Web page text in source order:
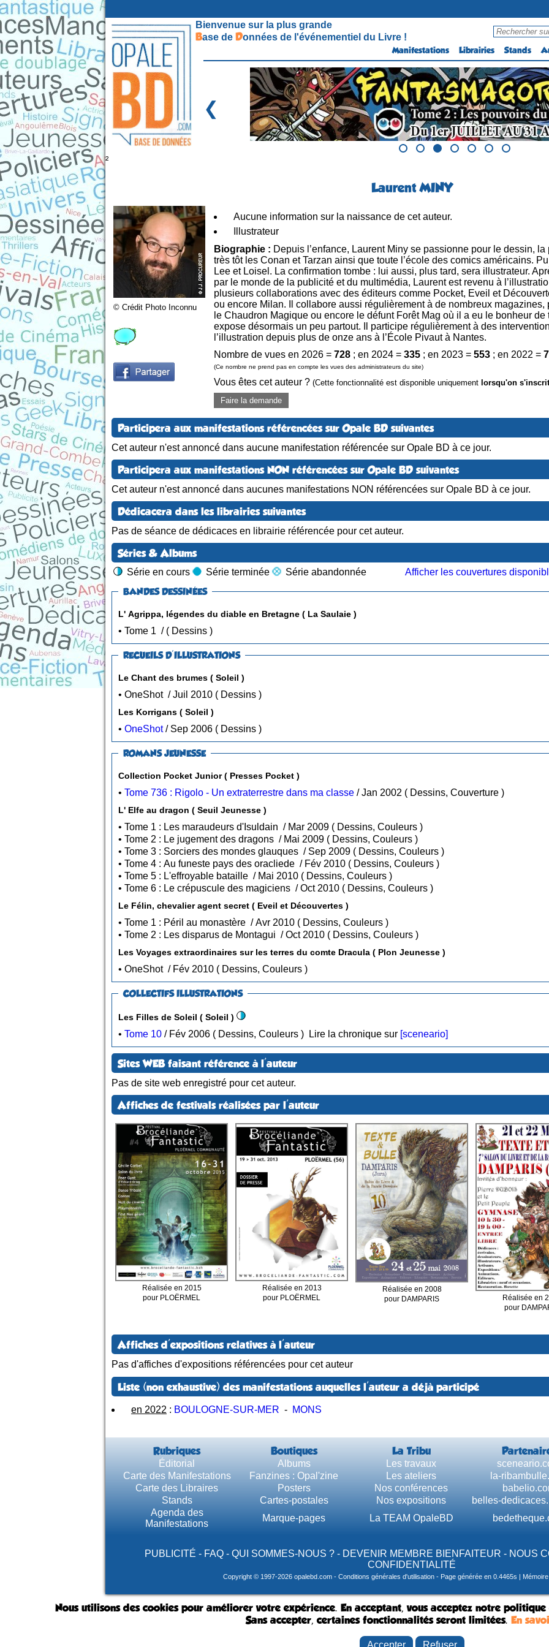
Bienvenue sur la plus grande
Base de Données de l'événementiel du Livre !
Manifestations Librairies Stands
❮
²
Laurent MINY
© Crédit Photo Inconnu
Aucune information sur la naissance de cet auteur.
Illustrateur
Biographie : Depuis l’enfance, Laurent Miny se passionne pour le dessin,
très tôt les Conan et Tarzan ainsi que toute l’école des comics américains.
Lee et Loisel. La confirmation tombe : lui aussi, plus tard, sera illustrateur.
par le monde de la publicité et du multimédia, Laurent est revenu à
plusieurs collaborations avec des éditeurs comme Pocket, Eveil et
ou encore Milan. Il collabore aussi régulièrement à de nombreux
le Chaudron Magique ou encore le défunt Forêt Mag où il a eu le bonheur
expose désormais un peu partout. Il participe régulièrement à des
l’illustration depuis plus de onze ans à l’École Pivaut à Nantes.
Nombre de vues en 2026 = 728 ; en 2024 = 335 ; en 2023 = 553 ; en 2022 =
(Ce nombre ne prend pas en compte les vues des administrateurs du site)
Vous êtes cet auteur ? (Cette fonctionnalité est disponible uniquement lorsqu'on
Faire la demande
Participera aux manifestations référencées sur Opale BD suivantes
Cet auteur n'est annoncé dans aucune manifestation référencée sur Opale BD à ce jour.
Participera aux manifestations NON référencées sur Opale BD suivantes
Cet auteur n'est annoncé dans aucunes manifestations NON référencées sur Opale BD à ce jour.
Dédicacera dans les librairies suivantes
Pas de séance de dédicaces en librairie référencée pour cet auteur.
Séries & Albums
Série en cours Série terminée Série abandonnée
Afficher les couvertures
BANDES DESSINÉES
L' Agrippa, légendes du diable en Bretagne ( La Saulaie )
• Tome 1 / ( Dessins )
RECUEILS D'ILLUSTRATIONS
Le Chant des brumes ( Soleil )
• OneShot / Juil 2010 ( Dessins )
Les Korrigans ( Soleil )
• OneShot / Sep 2006 ( Dessins )
ROMANS JEUNESSE
Collection Pocket Junior ( Presses Pocket )
• Tome 736 : Rigolo - Un extraterrestre dans ma classe / Jan 2002 ( Dessins, Couverture )
L' Elfe au dragon ( Seuil Jeunesse )
• Tome 1 : Les maraudeurs d'Isuldain / Mar 2009 ( Dessins, Couleurs )
• Tome 2 : Le jugement des dragons / Mai 2009 ( Dessins, Couleurs )
• Tome 3 : Sorciers des mondes glauques / Sep 2009 ( Dessins, Couleurs )
• Tome 4 : Au funeste pays des oracliede / Fév 2010 ( Dessins, Couleurs )
• Tome 5 : L'effroyable bataille / Mai 2010 ( Dessins, Couleurs )
• Tome 6 : Le crépuscule des magiciens / Oct 2010 ( Dessins, Couleurs )
Le Félin, chevalier agent secret ( Eveil et Découvertes )
• Tome 1 : Péril au monastère / Avr 2010 ( Dessins, Couleurs )
• Tome 2 : Les disparus de Montagui / Oct 2010 ( Dessins, Couleurs )
Les Voyages extraordinaires sur les terres du comte Dracula ( Plon Jeunesse )
• OneShot / Fév 2010 ( Dessins, Couleurs )
COLLECTIFS ILLUSTRATIONS
Les Filles de Soleil ( Soleil )
• Tome 10 / Fév 2006 ( Dessins, Couleurs ) Lire la chronique sur [sceneario]
Sites WEB faisant référence à l'auteur
Pas de site web enregistré pour cet auteur.
Affiches de festivals réalisées par l'auteur
Réalisée en 2015
pour PLOËRMEL
Réalisée en 2013
pour PLOËRMEL
Réalisée en 2008
pour DAMPARIS
Réalisée en
pour
Affiches d'expositions relatives à l'auteur
Pas d'affiches d'expositions référencées pour cet auteur
Liste (non exhaustive) des manifestations auquelles l'auteur a déjà participé
en 2022 : BOULOGNE-SUR-MER - MONS
Rubriques Boutiques La Tribu
Éditorial Albums Les travaux
Carte des Manifestations
Fanzines : Opal'zine Les ateliers
la-
Carte des Libraires
Posters Nos conférences
Stands
Cartes-postales Nos expositions
belles-
Agenda des
Manifestations
Marque-pages La TEAM OpaleBD
PUBLICITÉ - FAQ - QUI SOMMES-NOUS ? - DEVENIR MEMBRE BIENFAITEUR - NOUS
CONFIDENTIALITÉ
Copyright © 1997-2026 opalebd.com - Conditions générales d'utilisation - Page générée en 0.4465s |
Nous utilisons des cookies pour améliorer votre expérience. En acceptant, vous acceptez notre
Sans accepter, certaines fonctionnalités seront limitées. En
Accepter Refuser